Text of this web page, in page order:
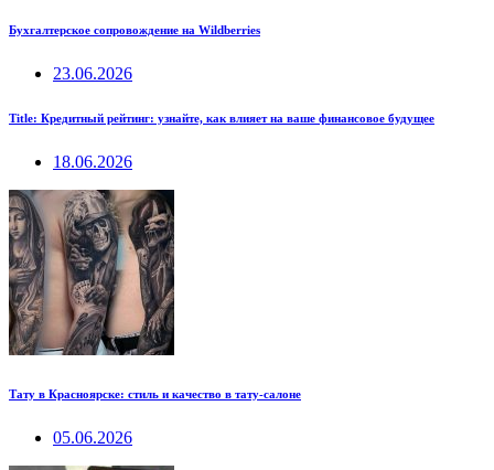
Бухгалтерское сопровождение на Wildberries
23.06.2026
Title: Кредитный рейтинг: узнайте, как влияет на ваше финансовое будущее
18.06.2026
Тату в Красноярске: стиль и качество в тату-салоне
05.06.2026